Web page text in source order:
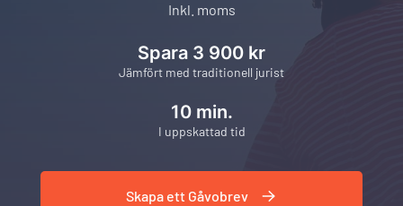
Inkl. moms
Spara 3 900 kr
Jämfört med traditionell jurist
10 min.
I uppskattad tid
Skapa ett Gåvobrev